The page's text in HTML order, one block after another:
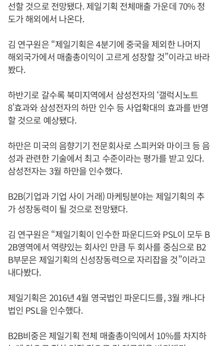
선할 것으로 전망됐다. 제일기획 전체매출 가운데 70% 정
도가 해외에서 나온다.
김 연구원은 “제일기획은 4분기에 중국을 제외한 나머지
해외국가에서 매출총이익이 고르게 성장할 것”이라고 바라
봤다.
하반기로 갈수록 북미지역에서 삼성전자의 ‘갤럭시노트
8’효과와 삼성전자의 하만 인수 등 사업확대의 효과를 반영
할 것으로 예상됐다.
하만은 미국의 음향기기 전문회사로 스피커와 마이크 등 음
성과 관련한 기술에서 최고 수준이라는 평가를 받고 있다.
삼성전자는 3월 하만을 인수했다.
B2B(기업과 기업 사이 거래) 마케팅분야는 제일기획의 추
가 성장동력이 될 것으로 전망됐다.
김 연구원은 “제일기획이 인수한 파운디드와 PSL이 모두 B
2B영역에서 역량있는 회사인 만큼 두 회사를 중심으로 B2
B부문은 제일기획의 신성장동력으로 자리잡을 것”이라고
내다봤다.
제일기획은 2016년 4월 영국법인 파운디드를, 3월 캐나다
법인 PSL을 인수했다.
B2B비중은 제일기획 전체 매출총이익에서 10%를 차지하